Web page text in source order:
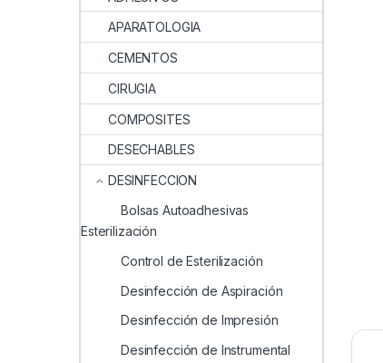
APARATOLOGIA
CEMENTOS
CIRUGIA
COMPOSITES
DESECHABLES
DESINFECCION
Bolsas Autoadhesivas
Esterilización
Control de Esterilización
Desinfección de Aspiración
Desinfección de Impresión
Desinfección de Instrumental